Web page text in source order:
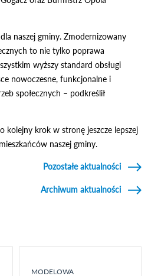
naszej gminy. Zmodernizowany
to nie tylko poprawa
wyższy standard obsługi
nowoczesne, funkcjonalne i
społecznych – podkreślił
kolejny krok w stronę jeszcze lepszej
naszej gminy.
Pozostałe aktualności
Archiwum aktualności
MODELOWA